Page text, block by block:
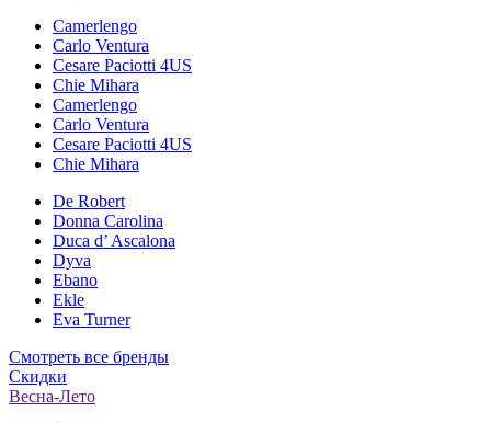
Camerlengo
Carlo Ventura
Cesare Paciotti 4US
Chie Mihara
Camerlengo
Carlo Ventura
Cesare Paciotti 4US
Chie Mihara
De Robert
Donna Carolina
Duca d’ Ascalona
Dyva
Ebano
Ekle
Eva Turner
Смотреть все бренды
Скидки
Весна-Лето